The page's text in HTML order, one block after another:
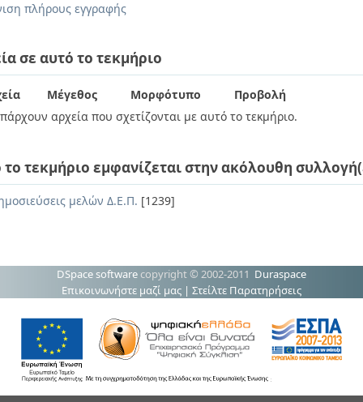
πλήρους εγγραφής
σε αυτό το τεκμήριο
Μέγεθος Μορφότυπο
Προβολή
αρχεία που σχετίζονται με αυτό το τεκμήριο.
το τεκμήριο εμφανίζεται στην ακόλουθη
μελών Δ.Ε.Π. [1239]
DSpace software copyright © 2002-2011 Duraspace
Επικοινωνήστε μαζί μας | Στείλτε Παρατηρήσεις